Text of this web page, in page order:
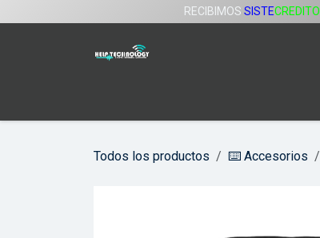
RECIBIMOS SISTECREDITO
Todos los productos ⌨️ Accesorios